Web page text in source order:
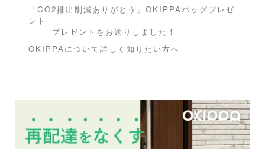
「CO2排出削減ありがとう」OKIPPAバッグプレゼ
ント
プレゼントをお送りしました！
OKIPPAについて詳しく知りたい方へ